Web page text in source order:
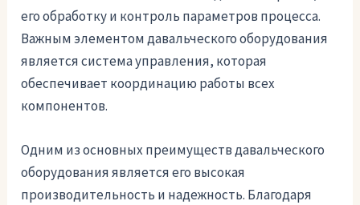
его обработку и контроль параметров процесса.
Важным элементом давальческого оборудования
является система управления, которая
обеспечивает координацию работы всех
компонентов.
Одним из основных преимуществ давальческого
оборудования является его высокая
производительность и надежность. Благодаря